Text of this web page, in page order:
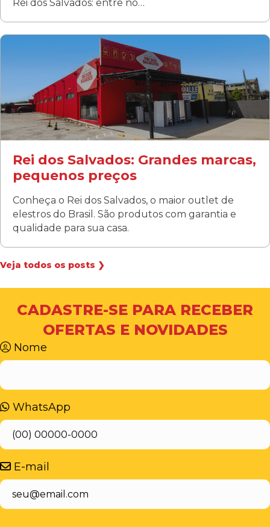
Fanny
Rua Albino Beatriz, 100 - Fanny, Curitiba –PR
Segunda a sábado: 09h00 às 19h00
Domingo: FECHADA
ÚLTIMOS DIAS DE LIQUIDAÇÃO!
(41) 3411-1754
(41) 99249-4620
Rei dos Salvados: entre no…
Rei dos Salvados: Grandes marcas,
pequenos preços
Conheça o Rei dos Salvados, o maior outlet de
elestros do Brasil. São produtos com garantia e
qualidade para sua casa.
Veja todos os posts ❯
CADASTRE-SE PARA RECEBER
OFERTAS E NOVIDADES
Nome
WhatsApp
E-mail